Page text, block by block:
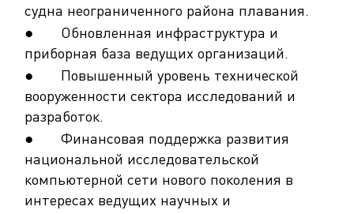
судна неограниченного района плавания.
● Обновленная инфраструктура и
приборная база ведущих организаций.
● Повышенный уровень технической
вооруженности сектора исследований и
разработок.
● Финансовая поддержка развития
национальной исследовательской
компьютерной сети нового поколения в
интересах ведущих научных и